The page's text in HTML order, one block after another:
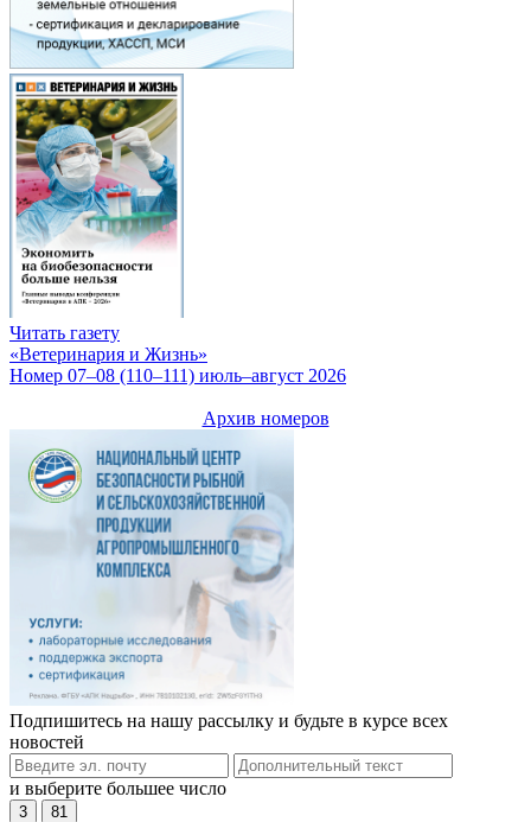
Читать газету
«Ветеринария и Жизнь»
Номер 07–08 (110–111) июль–август 2026
Архив номеров
Подпишитесь на нашу рассылку и будьте в курсе всех
новостей
и выберите большее число
3 81